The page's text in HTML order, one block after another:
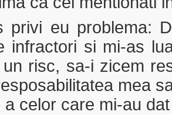
privi eu problema:
infractori si mi-as
risc, sa-i zicem
mea
a celor care mi-au